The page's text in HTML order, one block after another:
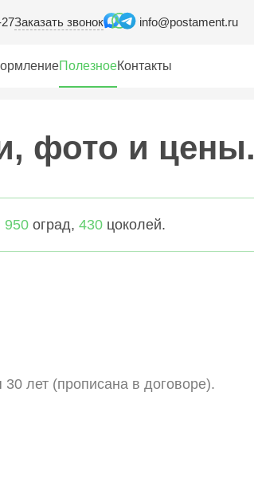
Заказать звонок info@postament.ru
ПолезноеКонтакты
фото и цены.
950 оград, 430 цоколей.
30 лет (прописана в договоре).